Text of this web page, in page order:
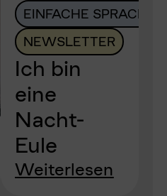
EINFACHE SPRACHE
NEWSLETTER
Ich bin
eine
Nacht-
Eule
Weiterlesen